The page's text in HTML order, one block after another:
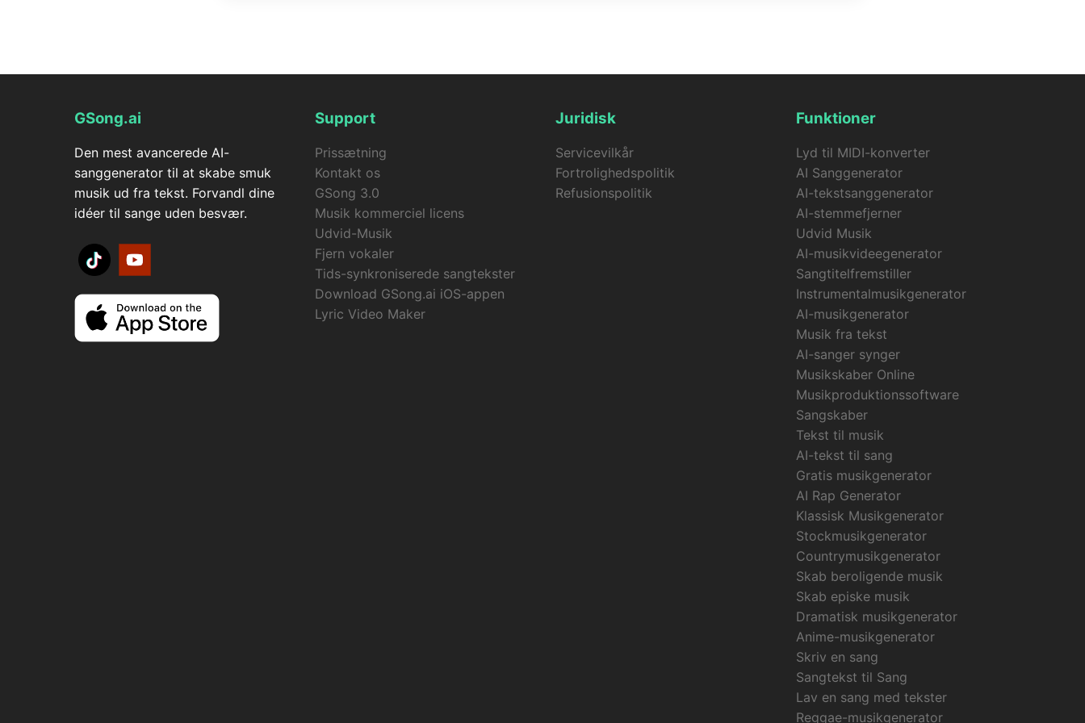
GSong.ai
Den mest avancerede AI-
sanggenerator til at skabe smuk
musik ud fra tekst. Forvandl dine
idéer til sange uden besvær.
Support
Prissætning
Kontakt os
GSong 3.0
Musik kommerciel licens
Udvid-Musik
Fjern vokaler
Tids-synkroniserede sangtekster
Download GSong.ai iOS-appen
Lyric Video Maker
Juridisk
Servicevilkår
Fortrolighedspolitik
Refusionspolitik
Funktioner
Lyd til MIDI-konverter
AI Sanggenerator
AI-tekstsanggenerator
AI-stemmefjerner
Udvid Musik
AI-musikvideegenerator
Sangtitelfremstiller
Instrumentalmusikgenerator
AI-musikgenerator
Musik fra tekst
AI-sanger synger
Musikskaber Online
Musikproduktionssoftware
Sangskaber
Tekst til musik
AI-tekst til sang
Gratis musikgenerator
AI Rap Generator
Klassisk Musikgenerator
Stockmusikgenerator
Countrymusikgenerator
Skab beroligende musik
Skab episke musik
Dramatisk musikgenerator
Anime-musikgenerator
Skriv en sang
Sangtekst til Sang
Lav en sang med tekster
Reggae-musikgenerator